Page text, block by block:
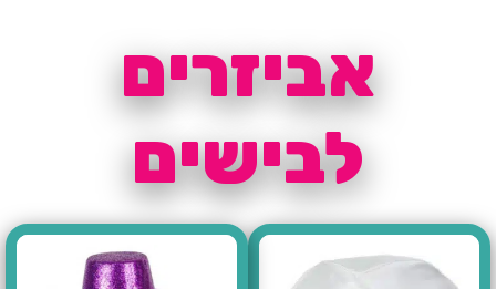
אביזרים
לבישים